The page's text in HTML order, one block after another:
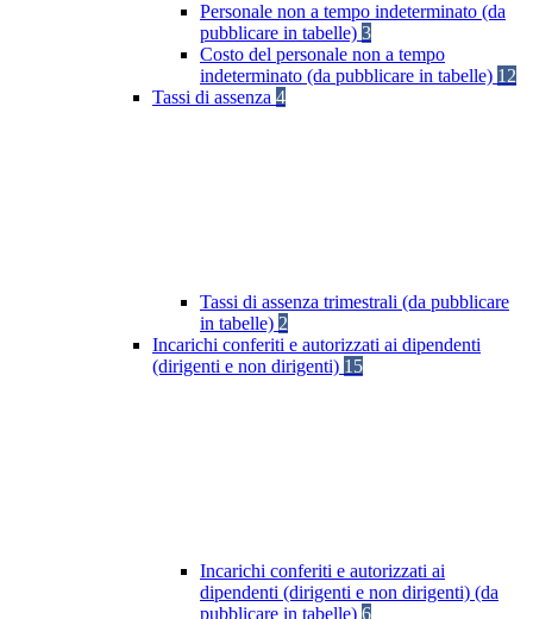
Personale non a tempo indeterminato (da
pubblicare in tabelle) 3
Costo del personale non a tempo
indeterminato (da pubblicare in tabelle) 12
Tassi di assenza 4
Tassi di assenza trimestrali (da pubblicare
in tabelle) 2
Incarichi conferiti e autorizzati ai dipendenti
(dirigenti e non dirigenti) 15
Incarichi conferiti e autorizzati ai
dipendenti (dirigenti e non dirigenti) (da
pubblicare in tabelle) 6